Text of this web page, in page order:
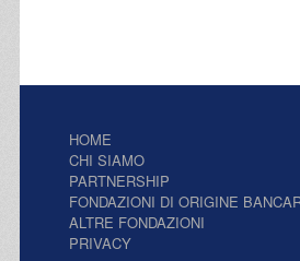
HOME
CHI SIAMO
PARTNERSHIP
FONDAZIONI DI ORIGINE
ALTRE FONDAZIONI
PRIVACY